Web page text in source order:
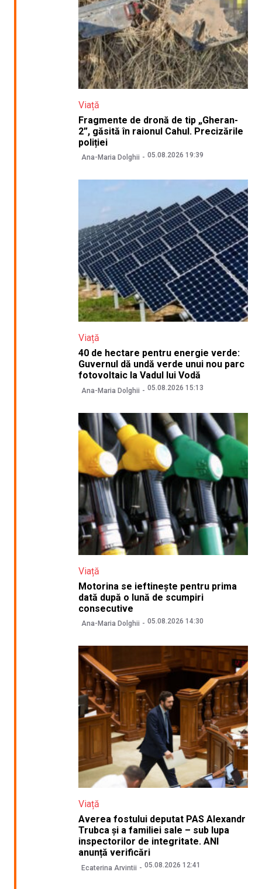
Viață
Fragmente de dronă de tip „Gheran-
2”, găsită în raionul Cahul. Precizările
poliției
Ana-Maria Dolghii 05.08.2026 19:39
Viață
40 de hectare pentru energie verde:
Guvernul dă undă verde unui nou parc
fotovoltaic la Vadul lui Vodă
Ana-Maria Dolghii 05.08.2026 15:13
Viață
Motorina se ieftinește pentru prima
dată după o lună de scumpiri
consecutive
Ana-Maria Dolghii 05.08.2026 14:30
Viață
Averea fostului deputat PAS Alexandr
Trubca și a familiei sale – sub lupa
inspectorilor de integritate. ANI
anunță verificări
Ecaterina Arvintii 05.08.2026 12:41